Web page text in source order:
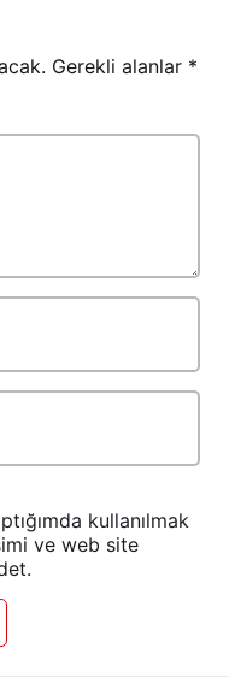
Gerekli alanlar *
kullanılmak
ve web site